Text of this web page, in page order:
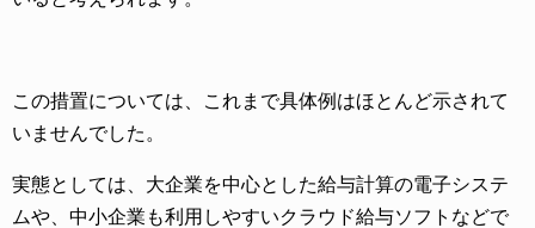
この措置については、これまで具体例はほとんど示されて
いませんでした。
実態としては、大企業を中心とした給与計算の電子システ
ムや、中小企業も利用しやすいクラウド給与ソフトなどで